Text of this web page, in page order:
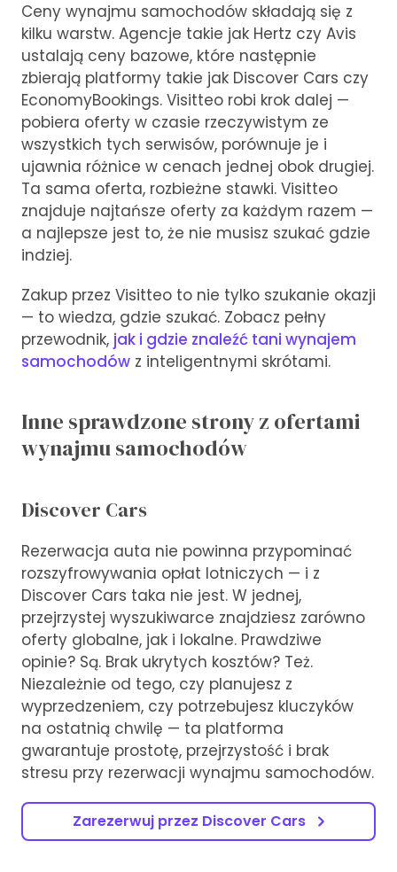
Ceny wynajmu samochodów składają się z
kilku warstw. Agencje takie jak Hertz czy Avis
ustalają ceny bazowe, które następnie
zbierają platformy takie jak Discover Cars czy
EconomyBookings. Visitteo robi krok dalej —
pobiera oferty w czasie rzeczywistym ze
wszystkich tych serwisów, porównuje je i
ujawnia różnice w cenach jednej obok drugiej.
Ta sama oferta, rozbieżne stawki. Visitteo
znajduje najtańsze oferty za każdym razem —
a najlepsze jest to, że nie musisz szukać gdzie
indziej.
Zakup przez Visitteo to nie tylko szukanie okazji
— to wiedza, gdzie szukać. Zobacz pełny
przewodnik, jak i gdzie znaleźć tani wynajem
samochodów z inteligentnymi skrótami.
Inne sprawdzone strony z ofertami
wynajmu samochodów
Discover Cars
Rezerwacja auta nie powinna przypominać
rozszyfrowywania opłat lotniczych — i z
Discover Cars taka nie jest. W jednej,
przejrzystej wyszukiwarce znajdziesz zarówno
oferty globalne, jak i lokalne. Prawdziwe
opinie? Są. Brak ukrytych kosztów? Też.
Niezależnie od tego, czy planujesz z
wyprzedzeniem, czy potrzebujesz kluczyków
na ostatnią chwilę — ta platforma
gwarantuje prostotę, przejrzystość i brak
stresu przy rezerwacji wynajmu samochodów.
Zarezerwuj przez Discover Cars